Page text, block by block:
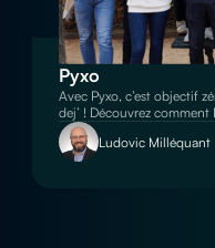
Pyxo
Avec Pyxo, c’est objectif
dej’ ! Découvrez
Ludovic Milléquant